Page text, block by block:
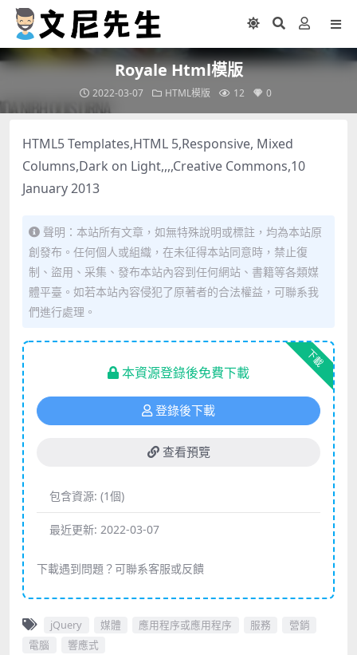
Royale Html模版
2022-03-07 HTML模版 12 0
HTML5 Templates,HTML 5,Responsive, Mixed
Columns,Dark on Light,,,,Creative Commons,10
January 2013
聲明：本站所有文章，如無特殊說明或標註，均為本站原
創發布。任何個人或組織，在未征得本站同意時，禁止復
制、盜用、采集、發布本站內容到任何網站、書籍等各類媒
體平臺。如若本站內容侵犯了原著者的合法權益，可聯系我
們進行處理。
下載
本資源登錄後免費下載
登錄後下載
查看預覽
包含資源: (1個)
最近更新: 2022-03-07
下載遇到問題？可聯系客服或反饋
jQuery 媒體 應用程序或應用程序 服務
營銷
電腦
響應式